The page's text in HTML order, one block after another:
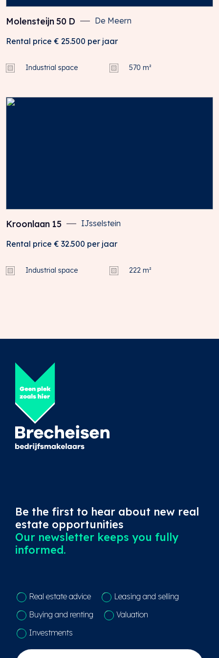
Molensteijn50 D De Meern
Rental price € 25.500 per jaar
Industrial space 570 m²
Kroonlaan 15 IJsselstein
Rental price € 32.500 per jaar
Industrial space 222 m²
Be the first to hear about new real
estate opportunities
Our newsletter keeps you fully
informed.
C
o
n
t
a
c
Real estate advice
Leasing and selling
Buying and renting
Valuation
Investments
N